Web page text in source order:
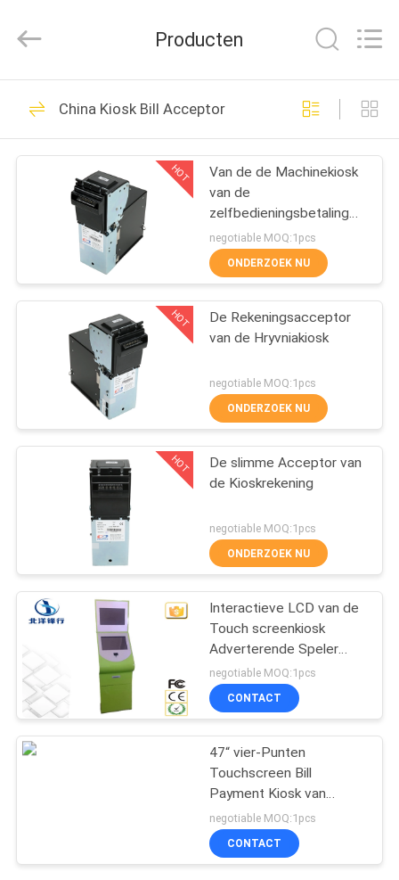
HUIS
PRODUCTEN
ONGEVEER
FABRIEKSREIS
KWALITEITSCONTROLE
CONTACTEER
ONS
VERZOEK
CITAAT
SITEMAP
PRIVACY
POLICY
Online
Market.
Reserved.
Gemotoriseerde
Kaartlezer
59
De Lezer van de
onderdompelingskaart
43
rfid kaartlezer
De Lezer van de
tussenvoegsel
Magnetische Kaart
65
Producten
China Kiosk Bill Acceptor
HOT
Van de de Machinekiosk
van de
zelfbedieningsbetaling
de Rekeningsacceptor
negotiable MOQ:1pcs
ONDERZOEK NU
HOT
De Rekeningsacceptor
van de Hryvniakiosk
negotiable MOQ:1pcs
ONDERZOEK NU
HOT
De slimme Acceptor van
de Kioskrekening
negotiable MOQ:1pcs
ONDERZOEK NU
Interactieve LCD van de
Touch screenkiosk
Adverterende Speler
met Muntstuk/Contant
geldacceptor
negotiable MOQ:1pcs
CONTACT
47“ vier-Punten
Touchscreen Bill
Payment Kiosk van
IRL/de Kiosk van de Self
- serviceinformatie
negotiable MOQ:1pcs
CONTACT